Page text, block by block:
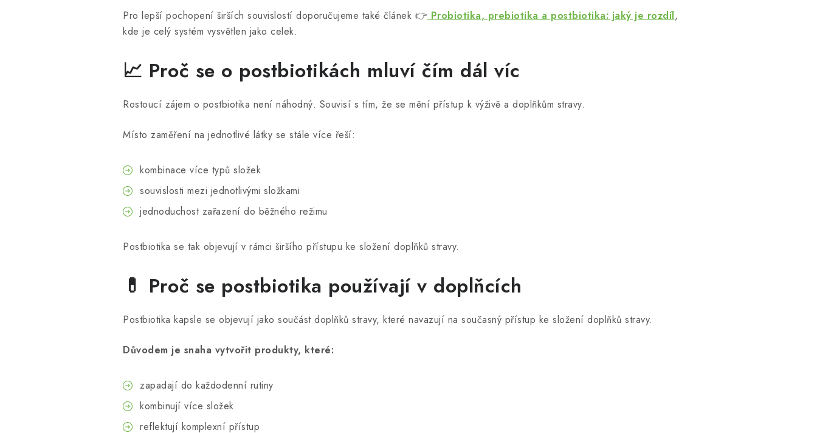
Pro lepší pochopení širších souvislostí doporučujeme také článek 👉 Probiotika, prebiotika a postbiotika: jaký je rozdíl,
kde je celý systém vysvětlen jako celek.
📈 Proč se o postbiotikách mluví čím dál víc
Rostoucí zájem o postbiotika není náhodný. Souvisí s tím, že se mění přístup k výživě a doplňkům stravy.
Místo zaměření na jednotlivé látky se stále více řeší:
kombinace více typů složek
souvislosti mezi jednotlivými složkami
jednoduchost zařazení do běžného režimu
Postbiotika se tak objevují v rámci širšího přístupu ke složení doplňků stravy.
💊 Proč se postbiotika používají v doplňcích
Postbiotika kapsle se objevují jako součást doplňků stravy, které navazují na současný přístup ke složení doplňků stravy.
Důvodem je snaha vytvořit produkty, které:
zapadají do každodenní rutiny
kombinují více složek
reflektují komplexní přístup